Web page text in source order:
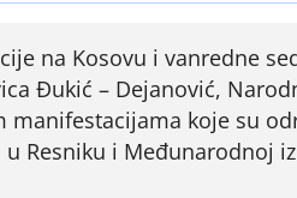
na Kosovu i vanredne
Đukić – Dejanović,
manifestacijama koje su
Resniku i Međunarodnoj